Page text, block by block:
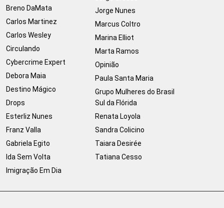
Breno DaMata
Carlos Martinez
Carlos Wesley
Circulando
Cybercrime Expert
Debora Maia
Destino Mágico
Drops
Esterliz Nunes
Franz Valla
Gabriela Egito
Ida Sem Volta
Imigração Em Dia
Jorge Nunes
Marcus Coltro
Marina Elliot
Marta Ramos
Opinião
Paula Santa Maria
Grupo Mulheres do Brasil
Sul da Flórida
Renata Loyola
Sandra Colicino
Taiara Desirée
Tatiana Cesso